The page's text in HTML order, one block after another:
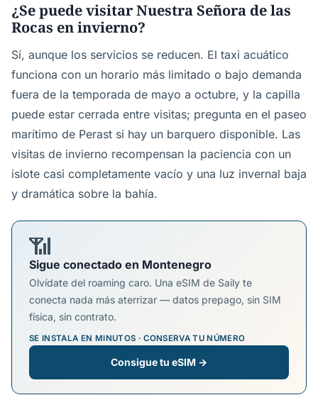
¿Se puede visitar Nuestra Señora de las
Rocas en invierno?
Sí, aunque los servicios se reducen. El taxi acuático
funciona con un horario más limitado o bajo demanda
fuera de la temporada de mayo a octubre, y la capilla
puede estar cerrada entre visitas; pregunta en el paseo
marítimo de Perast si hay un barquero disponible. Las
visitas de invierno recompensan la paciencia con un
islote casi completamente vacío y una luz invernal baja
y dramática sobre la bahía.
📶
Sigue conectado en Montenegro
Olvídate del roaming caro. Una eSIM de Saily te
conecta nada más aterrizar — datos prepago, sin SIM
física, sin contrato.
SE INSTALA EN MINUTOS · CONSERVA TU NÚMERO
Consigue tu eSIM →